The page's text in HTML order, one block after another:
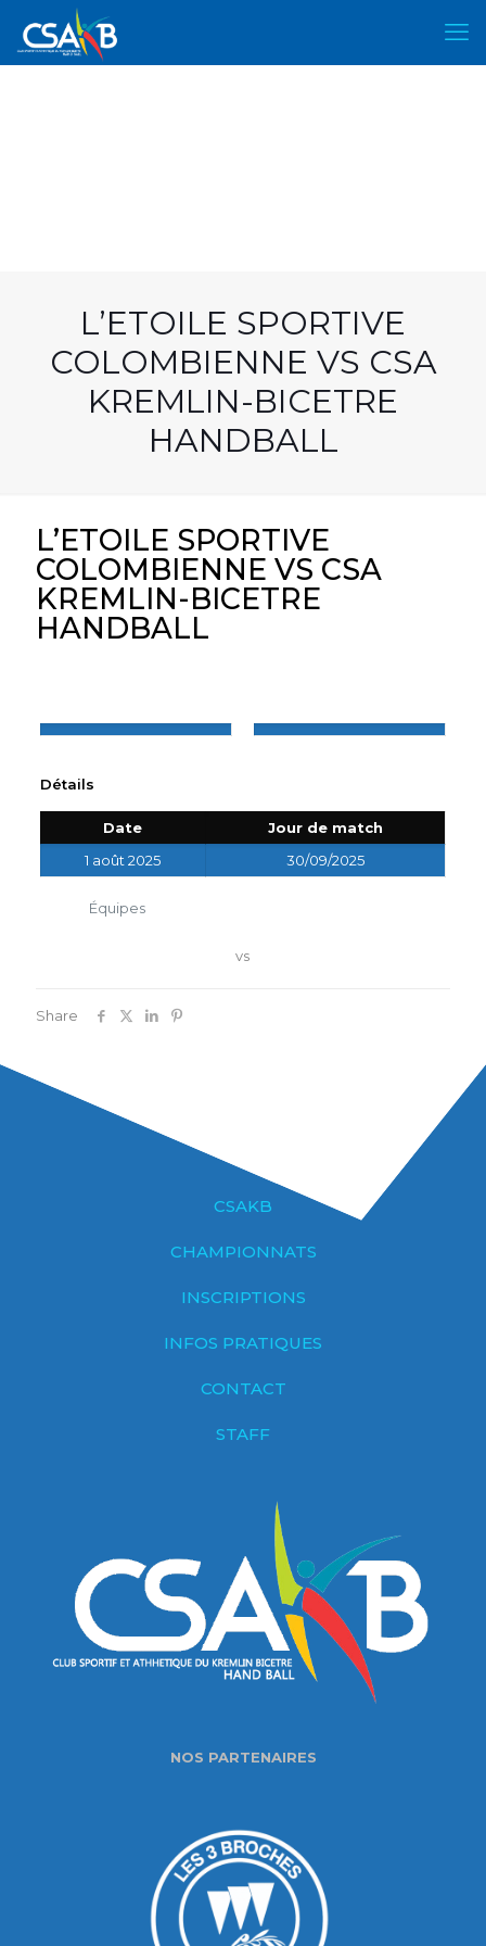
L’ETOILE SPORTIVE
COLOMBIENNE VS CSA
KREMLIN-BICETRE
HANDBALL
L’ETOILE SPORTIVE
COLOMBIENNE VS CSA
KREMLIN-BICETRE
HANDBALL
Détails
Date
Jour de match
1 août 2025
30/09/2025
Équipes
vs
Share
CSAKB
CHAMPIONNATS
INSCRIPTIONS
INFOS PRATIQUES
CONTACT
STAFF
NOS PARTENAIRES